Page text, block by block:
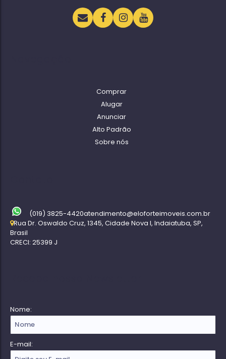
Comprar
Alugar
Anunciar
Alto Padrão
Sobre nós
(019) 3825-4420atendimento@eloforteimoveis.com.br
Rua Dr. Oswaldo Cruz, 1345, Cidade Nova I, Indaiatuba, SP,
Brasil
CRECI: 25399 J
Nome:
E-mail: